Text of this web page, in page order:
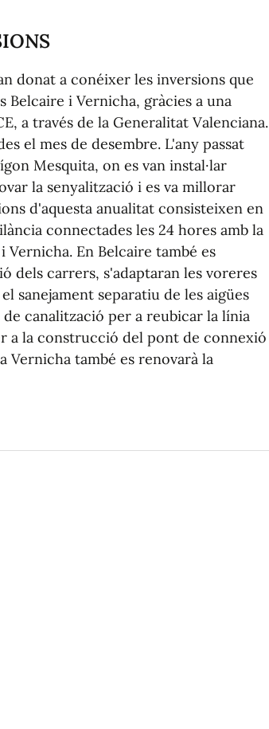
donat a conéixer les inversions que
Belcaire i Vernicha, gràcies a una
a través de la Generalitat Valenciana.
el mes de desembre. L'any passat
Mesquita, on es van instal·lar
la senyalització i es va millorar
d'aquesta anualitat consisteixen en
connectades les 24 hores amb la
En Belcaire també es
dels carrers, s'adaptaran les voreres
sanejament separatiu de les aigües
canalització per a reubicar la línia
a la construcció del pont de connexió
Vernicha també es renovarà la